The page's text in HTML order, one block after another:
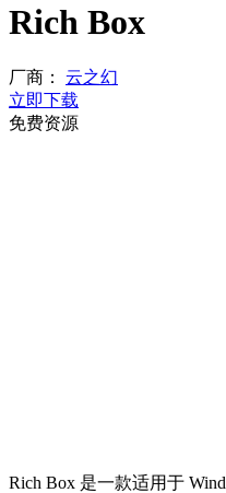
Rich Box
厂商：
云之幻
立即下载
免费资源
Rich Box 是一款适用于